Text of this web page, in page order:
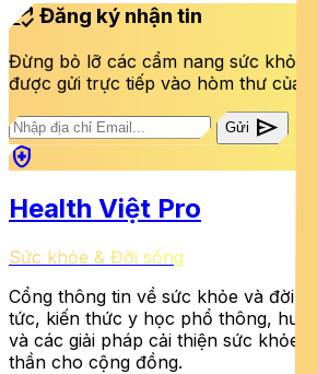
mark_email_read Đăng ký nhận tin
Đừng bỏ lỡ các cẩm nang sức khỏe
được gửi trực tiếp vào hòm thư của
Gửi send
health_and_safety
Health Việt Pro
Sức khỏe & Đời sống
Cổng thông tin về sức khỏe và đời
tức, kiến thức y học phổ thông,
và các giải pháp cải thiện sức khỏe
thần cho cộng đồng.